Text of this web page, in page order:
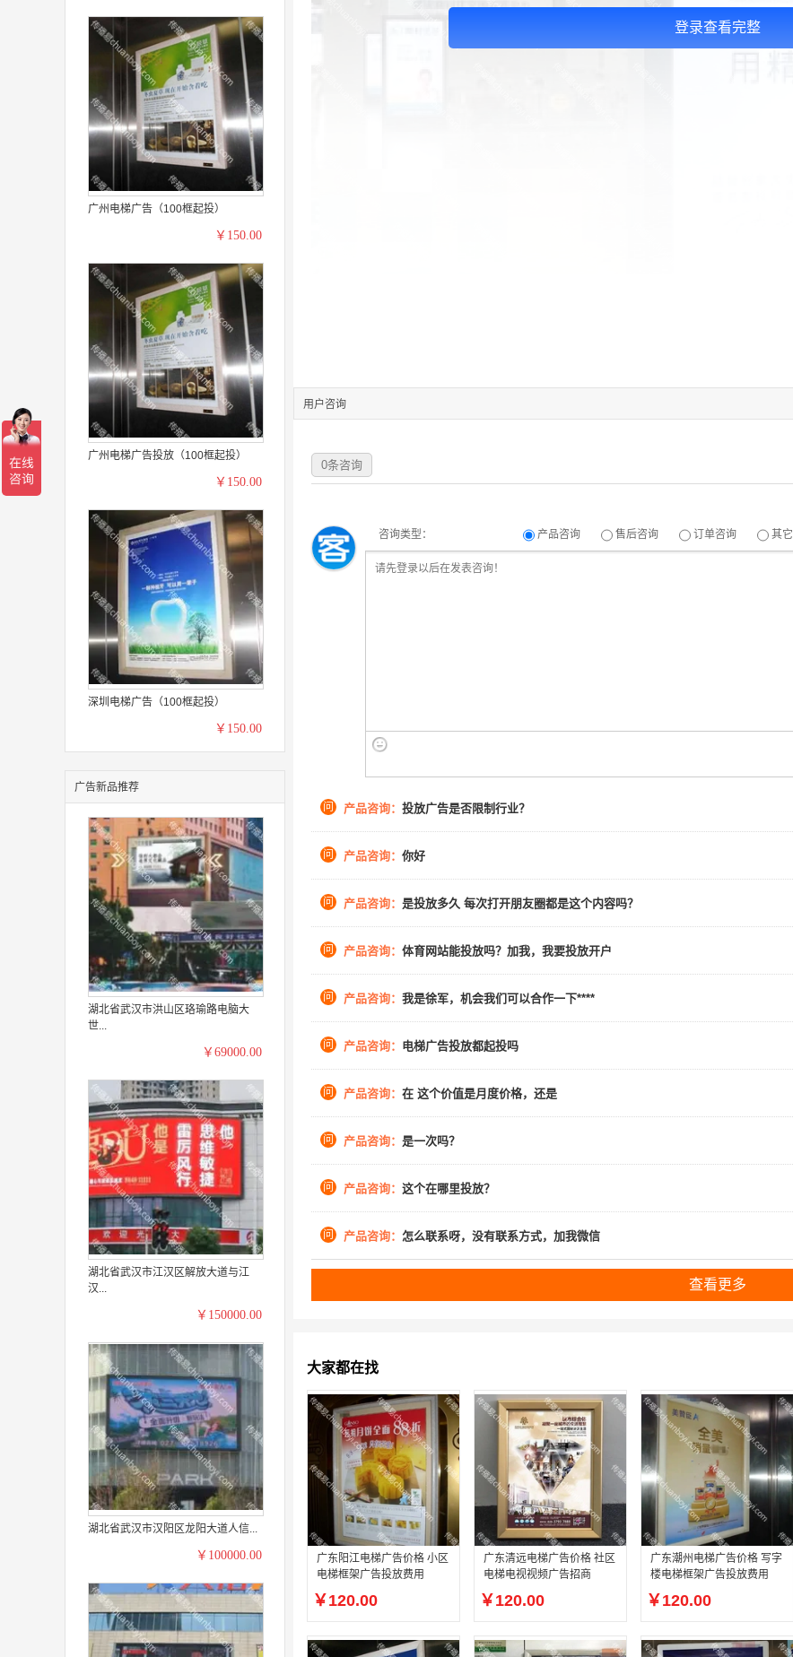
广州电梯广告（100框起投）
￥150.00
广州电梯广告投放（100框起投）
￥150.00
深圳电梯广告（100框起投）
￥150.00
广告新品推荐
湖北省武汉市洪山区珞瑜路电脑大
世...
￥69000.00
湖北省武汉市江汉区解放大道与江
汉...
￥150000.00
湖北省武汉市汉阳区龙阳大道人信...
￥100000.00
登录查看完整
用户咨询
0条咨询
咨询类型： 产品咨询 售后咨询 订单咨询 其它
问 产品咨询： 投放广告是否限制行业？
问 产品咨询： 你好
问 产品咨询： 是投放多久 每次打开朋友圈都是这个内容吗？
问 产品咨询： 体育网站能投放吗？加我，我要投放开户
问 产品咨询： 我是徐军，机会我们可以合作一下****
问 产品咨询： 电梯广告投放都起投吗
问 产品咨询： 在 这个价值是月度价格，还是
问 产品咨询： 是一次吗？
问 产品咨询： 这个在哪里投放？
问 产品咨询： 怎么联系呀，没有联系方式，加我微信
查看更多
大家都在找
广东阳江电梯广告价格 小区
电梯框架广告投放费用
￥120.00
广东清远电梯广告价格 社区
电梯电视视频广告招商
￥120.00
广东潮州电梯广告价格 写字
楼电梯框架广告投放费用
￥120.00